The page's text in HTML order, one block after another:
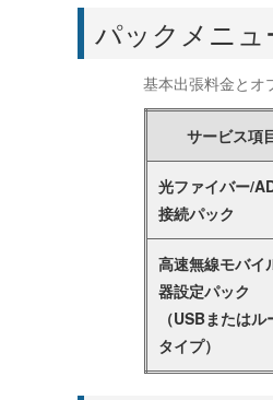
パックメニュ
基本出張料金とオ
サービス項
光ファイバー/
接続パック
高速無線モバイ
器設定パック
（USBまたはル
タイプ）